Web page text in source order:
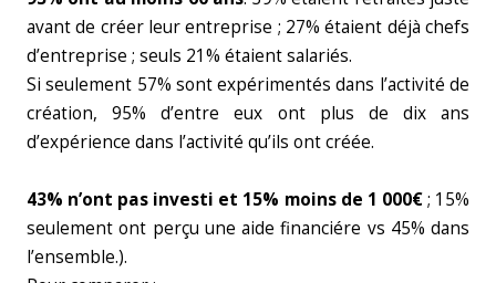
avant de créer leur entreprise ; 27% étaient déjà chefs
d’entreprise ; seuls 21% étaient salariés.
Si seulement 57% sont expérimentés dans l’activité de
création, 95% d’entre eux ont plus de dix ans
d’expérience dans l’activité qu’ils ont créée.
43% n’ont pas investi et 15% moins de 1 000€; 15%
seulement ont perçu une aide financiére vs 45% dans
l’ensemble.).